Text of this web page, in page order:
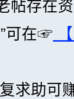
帖存在
可在☞
求助可